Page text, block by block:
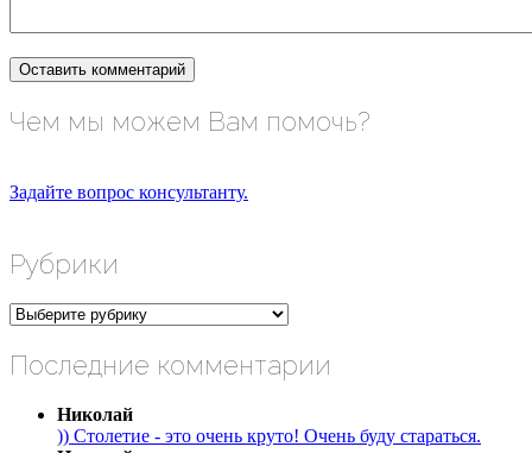
Чем мы можем Вам помочь?
Задайте вопрос консультанту.
Рубрики
Рубрики
Последние комментарии
Николай
)) Столетие - это очень круто! Очень буду стараться.